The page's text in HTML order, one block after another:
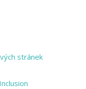
stránek